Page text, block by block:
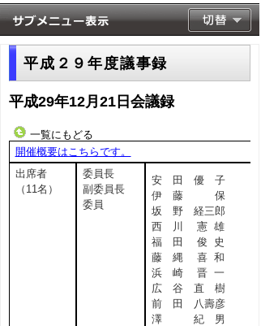
平成２９年度議事録
平成29年12月21日会議録
一覧にもどる
開催概要はこちらです。
出席者
（11名）
委員長
副委員長
委員
安 田 優 子
伊 藤 保
坂 野 経三郎
西 川 憲 雄
福 田 俊 史
藤 縄 喜 和
浜 崎 晋 一
広 谷 直 樹
前 田 八壽彦
澤 紀 男